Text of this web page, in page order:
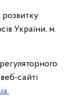
розвитку
України, м.
сайті